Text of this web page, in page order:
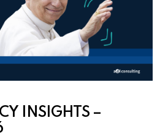
INSIGHTS –